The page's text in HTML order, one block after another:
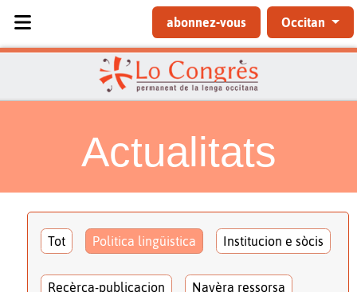
abonnez-vous Occitan
Actualitats
Tot Politica lingüistica Institucion e sòcis
Recèrca-publicacion Navèra ressorsa